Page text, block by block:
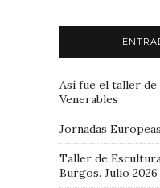
Así fue el taller
Venerables
Jornadas
Taller de
Burgos. Julio 2026